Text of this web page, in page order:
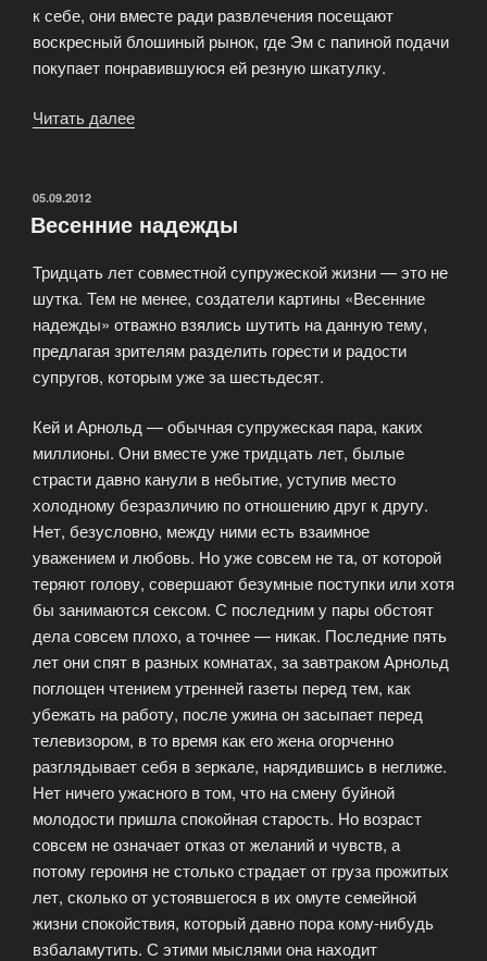
к себе, они вместе ради развлечения посещают
воскресный блошиный рынок, где Эм с папиной подачи
покупает понравившуюся ей резную шкатулку.
Читать далее
ОПУБЛИКОВАНО
05.09.2012
Весенние надежды
Тридцать лет совместной супружеской жизни — это не
шутка. Тем не менее, создатели картины «Весенние
надежды» отважно взялись шутить на данную тему,
предлагая зрителям разделить горести и радости
супругов, которым уже за шестьдесят.
Кей и Арнольд — обычная супружеская пара, каких
миллионы. Они вместе уже тридцать лет, былые
страсти давно канули в небытие, уступив место
холодному безразличию по отношению друг к другу.
Нет, безусловно, между ними есть взаимное
уважением и любовь. Но уже совсем не та, от которой
теряют голову, совершают безумные поступки или хотя
бы занимаются сексом. С последним у пары обстоят
дела совсем плохо, а точнее — никак. Последние пять
лет они спят в разных комнатах, за завтраком Арнольд
поглощен чтением утренней газеты перед тем, как
убежать на работу, после ужина он засыпает перед
телевизором, в то время как его жена огорченно
разглядывает себя в зеркале, нарядившись в неглиже.
Нет ничего ужасного в том, что на смену буйной
молодости пришла спокойная старость. Но возраст
совсем не означает отказ от желаний и чувств, а
потому героиня не столько страдает от груза прожитых
лет, сколько от устоявшегося в их омуте семейной
жизни спокойствия, который давно пора кому-нибудь
взбаламутить. С этими мыслями она находит